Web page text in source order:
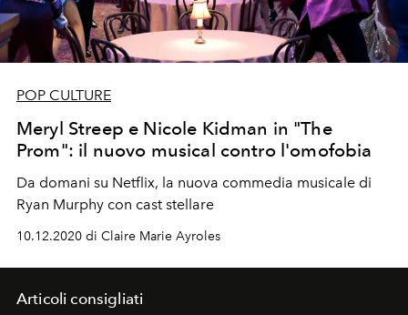
POP CULTURE
Meryl Streep e Nicole Kidman in "The
Prom": il nuovo musical contro l'omofobia
Da domani su Netflix, la nuova commedia musicale di
Ryan Murphy con cast stellare
10.12.2020 di Claire Marie Ayroles
Articoli consigliati